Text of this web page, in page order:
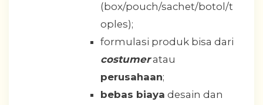
(box/pouch/sachet/botol/t
oples);
formulasi produk bisa dari
costumeratau
perusahaan;
bebas biaya desain dan